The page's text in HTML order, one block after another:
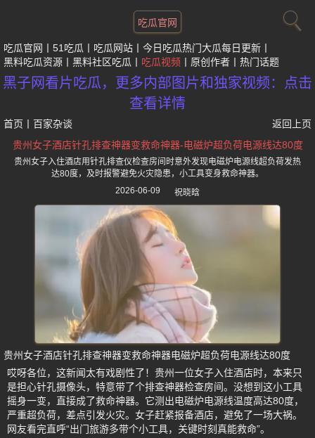
吃瓜官网
吃瓜官网 51吃瓜 吃瓜网站
今日吃瓜热门大瓜每日更新
黑料吃瓜资源
黑料社区吃瓜 吃瓜视频 原创作者 热门话题
黑子网看片吃瓜，更多内部图片和独家视频：点击
查看详情
首页 百家杂谈
返回上页
贵州女子酒店针孔排查神器变救命神器-电磁炉超负荷电源线达80度
贵州女子入住酒店用针孔排查仪检查房间时意外发现电磁炉电源线超负荷发热
达80度，及时报警避免火灾隐患，小工具变身救命神器。
2026-06-09
祝晓晗
贵州女子酒店针孔排查神器变救命神器电磁炉超负荷电源线达80度
哎呀各位，这新闻太有戏剧性了！贵州一位女子入住酒店时，本来只
是担心针孔摄像头，特意带了个排查神器检查房间。没想到这小工具
摇身一变，直接成了救命神器。它测出电磁炉电源线温度高达80度，
严重超负荷，差点引发火灾。女子赶紧报备酒店，避免了一场大祸。
网友看完直呼“出门旅游多带个小工具，关键时刻真能救命”。